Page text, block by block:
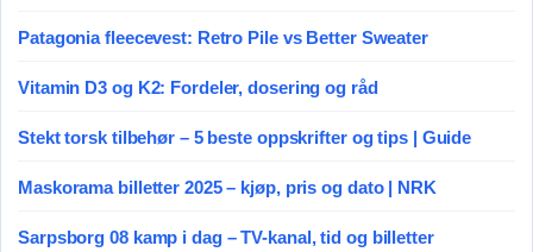
Patagonia fleecevest: Retro Pile vs Better Sweater
Vitamin D3 og K2: Fordeler, dosering og råd
Stekt torsk tilbehør – 5 beste oppskrifter og tips | Guide
Maskorama billetter 2025 – kjøp, pris og dato | NRK
Sarpsborg 08 kamp i dag – TV-kanal, tid og billetter